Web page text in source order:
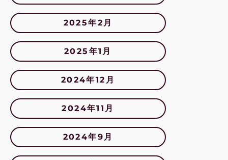
2025年2月
2025年1月
2024年12月
2024年11月
2024年9月